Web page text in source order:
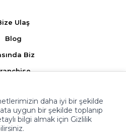
Ulaş
Blog
Biz
Yorumları
Sözleşmesi
daha iyi bir şekilde
uygun bir şekilde toplanıp
bilgi almak için Gizlilik